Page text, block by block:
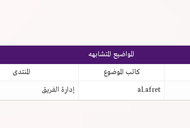
المواضيع المتشابهه
كاتب الموضوع المنتدى
al.afret إدارة الفريق